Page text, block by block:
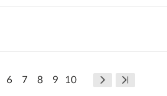
6 7 8 9 10